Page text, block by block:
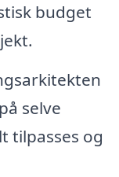
budget
selve
tilpasses og